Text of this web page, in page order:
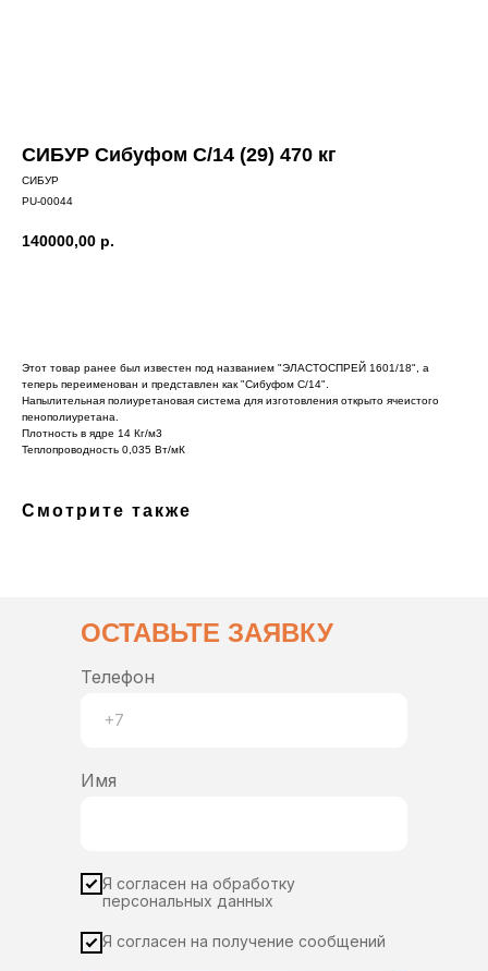
СИБУР Сибуфом С/14 (29) 470 кг
СИБУР
PU-00044
140000,00 р.
Этот товар ранее был известен под названием "ЭЛАСТОСПРЕЙ 1601/18", а
теперь переименован и представлен как "Сибуфом С/14".
Напылительная полиуретановая система для изготовления открыто ячеистого
пенополиуретана.
Плотность в ядре 14 Кг/м3
Теплопроводность 0,035 Вт/мК
Смотрите также
ОСТАВЬТЕ ЗАЯВКУ
Телефон
Имя
Я согласен на обработку
персональных данных
Я согласен на получение сообщений